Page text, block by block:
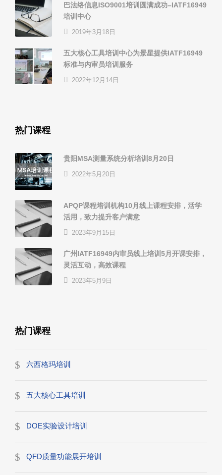
巴法络信息ISO9001培训圆满成功–IATF16949
培训中心
2019年3月18日
五大核心工具培训中心为景星提供IATF16949
标准与内审员培训服务
2022年12月14日
热门课程
贵阳MSA测量系统分析培训8月20日
2022年5月20日
APQP课程培训机构10月线上课程安排，活学
活用，致力提升客户满意
2023年9月15日
广州IATF16949内审员线上培训5月开课安排，
灵活互动，高效课程
2023年5月9日
热门课程
六西格玛培训
五大核心工具培训
DOE实验设计培训
QFD质量功能展开培训